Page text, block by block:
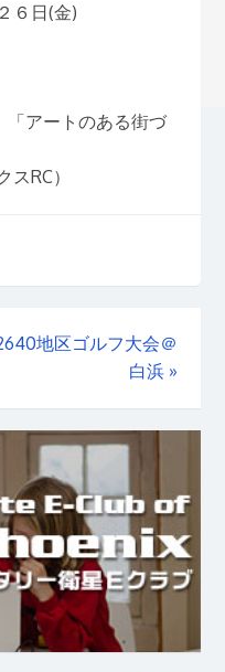
６日(金)
アートのある街づ
RC）
地区ゴルフ大会＠
白浜 »